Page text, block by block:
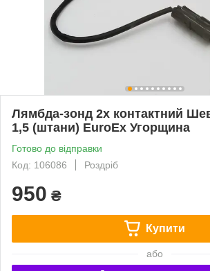
Лямбда-зонд 2х контактний
1,5 (штани) EuroEx Угорщина
Готово до відправки
Код: 106086
Роздріб
950 ₴
Купити
або